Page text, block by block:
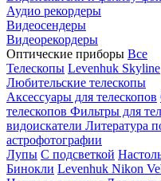
Аудио рекордеры
Видеосендеры
Видеорекордеры
Оптические приборы Все
Телескопы Levenhuk Skyline
Любительские телескопы
Аксессуары для телескопов
телескопов Фильтры для
видоискатели Литература
астрофотографии
Лупы С подсветкой
Бинокли Levenhuk Nikon